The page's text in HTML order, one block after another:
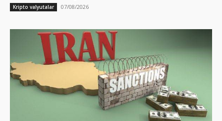
Kripto valyutalar 07/08/2026